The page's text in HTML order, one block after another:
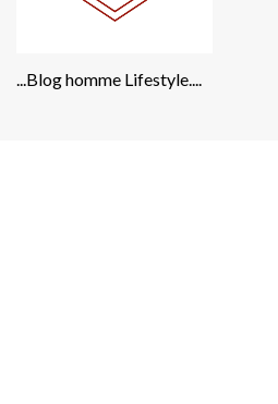
...Blog homme Lifestyle....